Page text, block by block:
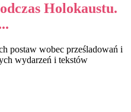
Holokaustu.
postaw wobec prześladowań i
wydarzeń i tekstów